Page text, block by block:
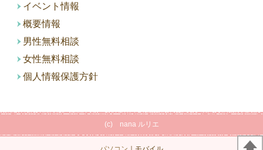
イベント情報
概要情報
男性無料相談
女性無料相談
個人情報保護方針
(c) nana ルリエ